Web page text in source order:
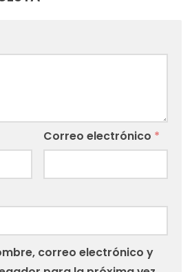
Correo electrónico *
correo electrónico y